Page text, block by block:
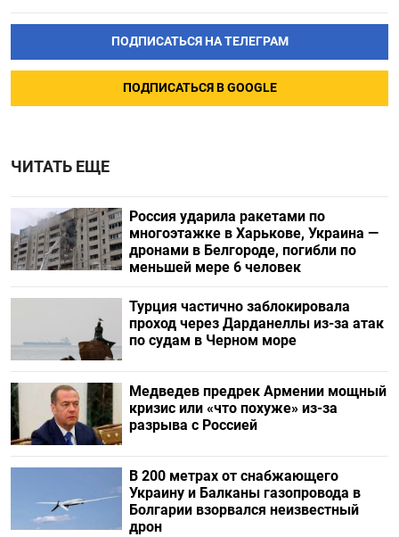
ПОДПИСАТЬСЯ НА ТЕЛЕГРАМ
ПОДПИСАТЬСЯ В GOOGLE
ЧИТАТЬ ЕЩЕ
Россия ударила ракетами по
многоэтажке в Харькове, Украина —
дронами в Белгороде, погибли по
меньшей мере 6 человек
Турция частично заблокировала
проход через Дарданеллы из-за атак
по судам в Черном море
Медведев предрек Армении мощный
кризис или «что похуже» из-за
разрыва с Россией
В 200 метрах от снабжающего
Украину и Балканы газопровода в
Болгарии взорвался неизвестный
дрон